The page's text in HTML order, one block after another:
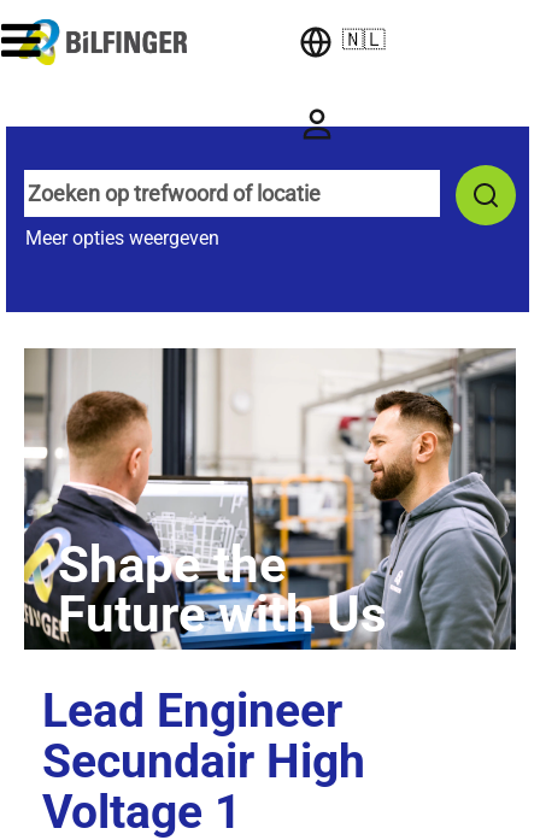
🇳🇱
Meer opties weergeven
Lead Engineer
Secundair High
Voltage 1